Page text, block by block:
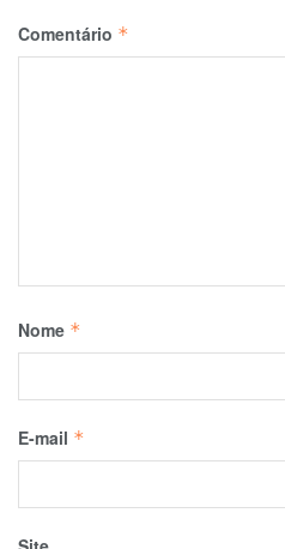
Comentário *
Nome *
E-mail *